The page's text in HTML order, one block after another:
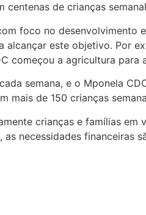
de crianças
foco no desenvolvimento
este objetivo. Por
começou a agricultura para
semana, e o Mponela
mais de 150 crianças
crianças e famílias em
necessidades financeiras